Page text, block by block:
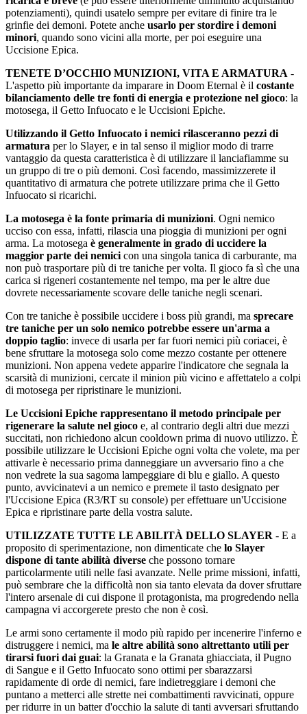
potenziamenti), quindi usatelo sempre per evitare di finire tra le
grinfie dei demoni. Potete anche usarlo per stordire i demoni
minori, quando sono vicini alla morte, per poi eseguire una
Uccisione Epica.
TENETE D’OCCHIO MUNIZIONI, VITA E ARMATURA -
L'aspetto più importante da imparare in Doom Eternal è il costante
bilanciamento delle tre fonti di energia e protezione nel gioco: la
motosega, il Getto Infuocato e le Uccisioni Epiche.
Utilizzando il Getto Infuocato i nemici rilasceranno pezzi di
armatura per lo Slayer, e in tal senso il miglior modo di trarre
vantaggio da questa caratteristica è di utilizzare il lanciafiamme su
un gruppo di tre o più demoni. Così facendo, massimizzerete il
quantitativo di armatura che potrete utilizzare prima che il Getto
Infuocato si ricarichi.
La motosega è la fonte primaria di munizioni. Ogni nemico
ucciso con essa, infatti, rilascia una pioggia di munizioni per ogni
arma. La motosega è generalmente in grado di uccidere la
maggior parte dei nemici con una singola tanica di carburante, ma
non può trasportare più di tre taniche per volta. Il gioco fa sì che una
carica si rigeneri costantemente nel tempo, ma per le altre due
dovrete necessariamente scovare delle taniche negli scenari.
Con tre taniche è possibile uccidere i boss più grandi, ma sprecare
tre taniche per un solo nemico potrebbe essere un'arma a
doppio taglio: invece di usarla per far fuori nemici più coriacei, è
bene sfruttare la motosega solo come mezzo costante per ottenere
munizioni. Non appena vedete apparire l'indicatore che segnala la
scarsità di munizioni, cercate il minion più vicino e affettatelo a colpi
di motosega per ripristinare le munizioni.
Le Uccisioni Epiche rappresentano il metodo principale per
rigenerare la salute nel gioco e, al contrario degli altri due mezzi
succitati, non richiedono alcun cooldown prima di nuovo utilizzo. È
possibile utilizzare le Uccisioni Epiche ogni volta che volete, ma per
attivarle è necessario prima danneggiare un avversario fino a che
non vedrete la sua sagoma lampeggiare di blu e giallo. A questo
punto, avvicinatevi a un nemico e premete il tasto designato per
l'Uccisione Epica (R3/RT su console) per effettuare un'Uccisione
Epica e ripristinare parte della vostra salute.
UTILIZZATE TUTTE LE ABILITÀ DELLO SLAYER - E a
proposito di sperimentazione, non dimenticate che lo Slayer
dispone di tante abilità diverse che possono tornare
particolarmente utili nelle fasi avanzate. Nelle prime missioni, infatti,
può sembrare che la difficoltà non sia tanto elevata da dover sfruttare
l'intero arsenale di cui dispone il protagonista, ma progredendo nella
campagna vi accorgerete presto che non è così.
Le armi sono certamente il modo più rapido per incenerire l'inferno e
distruggere i nemici, ma le altre abilità sono altrettanto utili per
tirarsi fuori dai guai: la Granata e la Granata ghiacciata, il Pugno
di Sangue e il Getto Infuocato sono ottimi per sbarazzarsi
rapidamente di orde di nemici, fare indietreggiare i demoni che
puntano a metterci alle strette nei combattimenti ravvicinati, oppure
per ridurre in un batter d'occhio la salute di tanti avversari sfruttando